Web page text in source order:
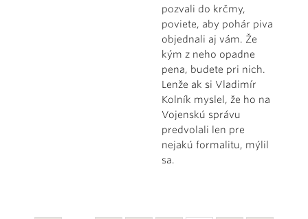
pozvali do krčmy,
poviete, aby pohár piva
objednali aj vám. Že
kým z neho opadne
pena, budete pri nich.
Lenže ak si Vladimír
Kolník myslel, že ho na
Vojenskú správu
predvolali len pre
nejakú formalitu, mýlil
sa.